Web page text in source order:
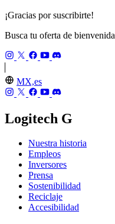
¡Gracias por suscribirte!
Busca tu oferta de
MX,es
Logitech G
Nuestra historia
Empleos
Inversores
Prensa
Sostenibilidad
Reciclaje
Accesibilidad